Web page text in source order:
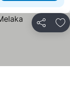
Bagikan